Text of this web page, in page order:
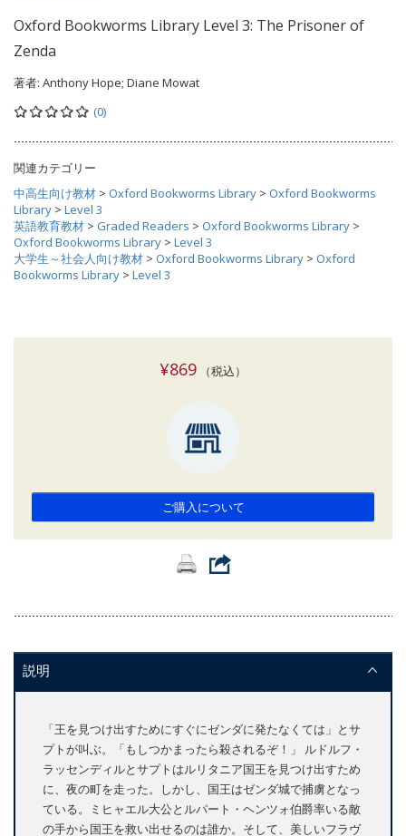
Oxford Bookworms Library Level 3: The Prisoner of
Zenda
著者: Anthony Hope; Diane Mowat
(0)
関連カテゴリー
中高生向け教材 > Oxford Bookworms Library > Oxford Bookworms
Library > Level 3
英語教育教材 > Graded Readers > Oxford Bookworms Library >
Oxford Bookworms Library > Level 3
大学生～社会人向け教材 > Oxford Bookworms Library > Oxford
Bookworms Library > Level 3
¥869 （税込）
ご購入について
説明
「王を見つけ出すためにすぐにゼンダに発たなくては」とサ
プトが叫ぶ。「もしつかまったら殺されるぞ！」 ルドルフ・
ラッセンディルとサプトはルリタニア国王を見つけ出すため
に、夜の町を走った。しかし、国王はゼンダ城で捕虜となっ
ている。ミヒャエル大公とルパート・ヘンツォ伯爵率いる敵
の手から国王を救い出せるのは誰か。そして、美しいフラヴ